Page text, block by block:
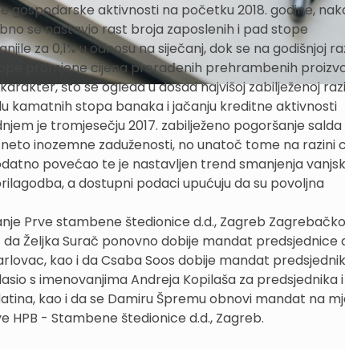
aktivnosti na početku 2018. godine,
se nastavio rast broja zaposlenih i pad stope
za 0,1% u odnosu na siječanj, dok se na godišnjoj
promjene cijena prerađenih prehrambenih
što se ogleda u dosad najvišoj zabilježenoj
kamatnih stopa banaka i jačanju kreditne aktivnosti
je tromjesečju 2017. zabilježeno pogoršanje salda
inozemne zaduženosti, no unatoč tome na razini
povećao te je nastavljen trend smanjenja
a dostupni podaci upućuju da su povoljna
Prve stambene štedionice d.d., Zagreb
Željka Surač ponovno dobije mandat predsjednice
kao i da Csaba Soos dobije mandat
s imenovanjima Andreja Kopilaša za predsjednika i
kao i da se Damiru Špremu obnovi mandat na
HPB - Stambene štedionice d.d., Zagreb.